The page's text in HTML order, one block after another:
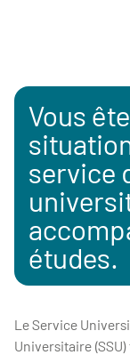
Vous
service
études.
Le Service
Universitaire